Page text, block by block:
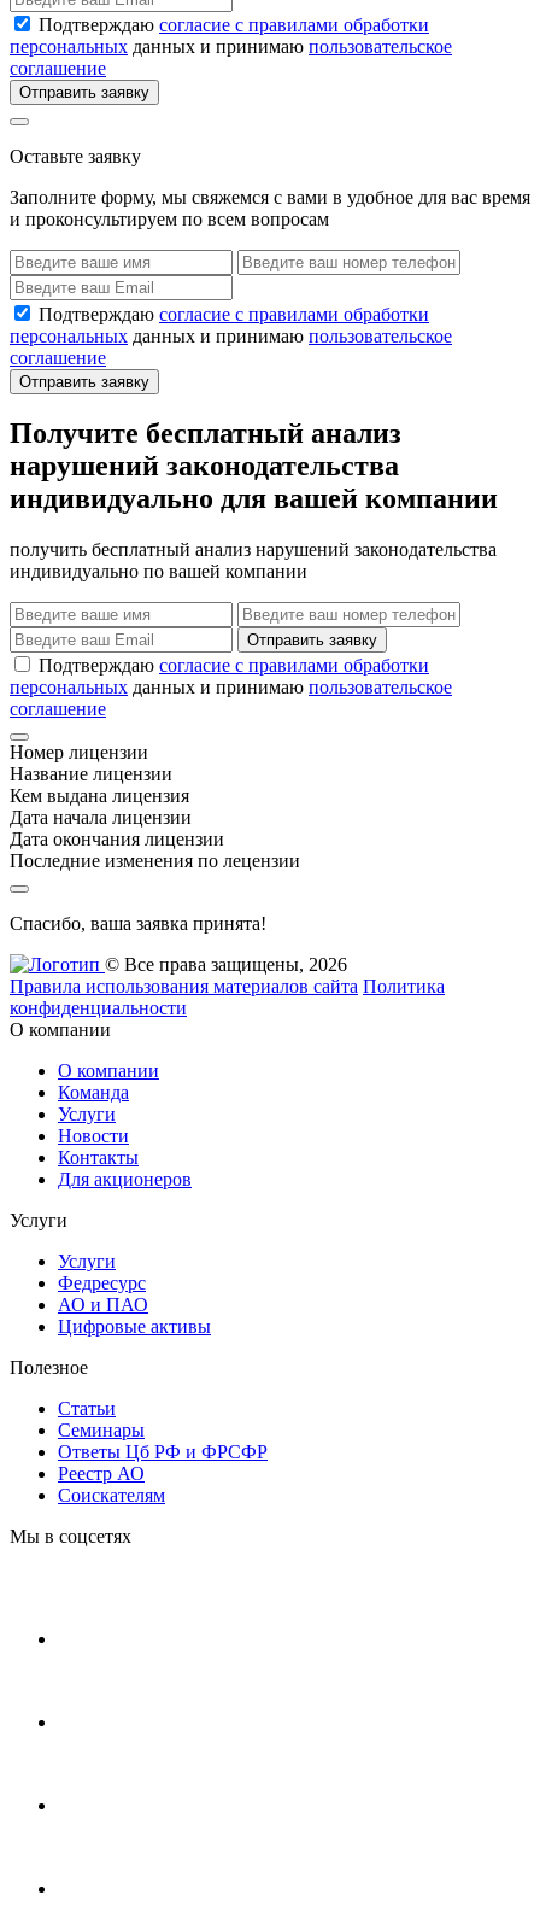
Подтверждаю согласие с правилами обработки
персональных данных и принимаю пользовательское
соглашение
Отправить заявку
Оставьте заявку
Заполните форму, мы свяжемся с вами в удобное для вас время
и проконсультируем по всем вопросам
Подтверждаю согласие с правилами обработки
персональных данных и принимаю пользовательское
соглашение
Отправить заявку
Получите бесплатный анализ
нарушений законодательства
индивидуально для вашей компании
получить бесплатный анализ нарушений законодательства
индивидуально по вашей компании
Отправить заявку
Подтверждаю согласие с правилами обработки
персональных данных и принимаю пользовательское
соглашение
Номер лицензии
Название лицензии
Кем выдана лицензия
Дата начала лицензии
Дата окончания лицензии
Последние изменения по лецензии
Спасибо, ваша заявка принята!
© Все права защищены, 2026
Правила использования материалов сайта Политика
конфиденциальности
О компании
О компании
Команда
Услуги
Новости
Контакты
Для акционеров
Услуги
Услуги
Федресурс
АО и ПАО
Цифровые активы
Полезное
Статьи
Cеминары
Ответы Цб РФ и ФРСФР
Реестр АО
Соискателям
Мы в соцсетях